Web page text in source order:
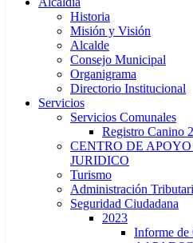
Historia
Misión y Visión
Alcalde
Consejo Municipal
Organigrama
Directorio Institucional
Servicios
Servicios Comunales
Registro Canino
CENTRO DE
JURIDICO
Turismo
Administración
Seguridad Ciudadana
2023
Informe de